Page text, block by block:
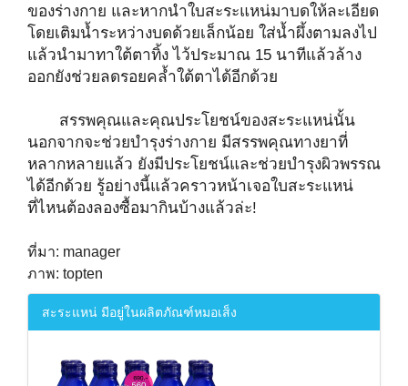
ของร่างกาย และหากนำใบสะระแหน่มาบดให้ละเอียด
โดยเติมน้ำระหว่างบดด้วยเล็กน้อย ใส่น้ำผึ้งตามลงไป
แล้วนำมาทาใต้ตาทิ้ง ไว้ประมาณ 15 นาทีแล้วล้าง
ออกยังช่วยลดรอยคล้ำใต้ตาได้อีกด้วย
สรรพคุณและคุณประโยชน์ของสะระแหน่นั้น
นอกจากจะช่วยบำรุงร่างกาย มีสรรพคุณทางยาที่
หลากหลายแล้ว ยังมีประโยชน์และช่วยบำรุงผิวพรรณ
ได้อีกด้วย รู้อย่างนี้แล้วคราวหน้าเจอใบสะระแหน่
ที่ไหนต้องลองซื้อมากินบ้างแล้วล่ะ!
ที่มา: manager
ภาพ: topten
สะระแหน่ มีอยู่ในผลิตภัณฑ์หมอเส็ง